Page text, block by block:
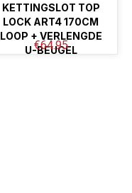
KETTINGSLOT TOP
LOCK ART4 170CM
LOOP + VERLENGDE
U-BEUGEL
€64.95